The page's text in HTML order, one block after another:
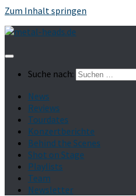
Zum Inhalt springen
Suche nach:
News
Reviews
Tourdates
Konzertberichte
Behind the Scenes
Shot on Stage
Playlists
Team
Newsletter